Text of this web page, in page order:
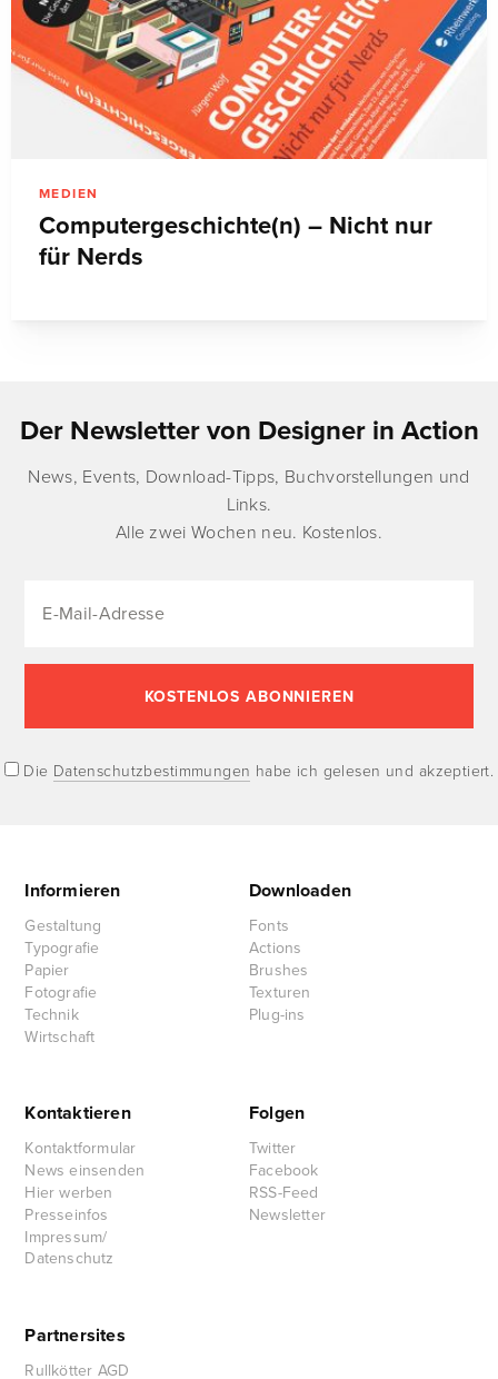
MEDIEN
Computergeschichte(n) – Nicht nur
für Nerds
Der Newsletter von Designer in Action
News, Events, Download-Tipps, Buchvorstellungen und
Links.
Alle zwei Wochen neu. Kostenlos.
Die Datenschutzbestimmungen habe ich gelesen und akzeptiert.
Informieren
Gestaltung
Typografie
Papier
Fotografie
Technik
Wirtschaft
Downloaden
Fonts
Actions
Brushes
Texturen
Plug-ins
Kontaktieren
Kontaktformular
News einsenden
Hier werben
Presseinfos
Impressum/
Datenschutz
Folgen
Twitter
Facebook
RSS-Feed
Newsletter
Partnersites
Rullkötter AGD